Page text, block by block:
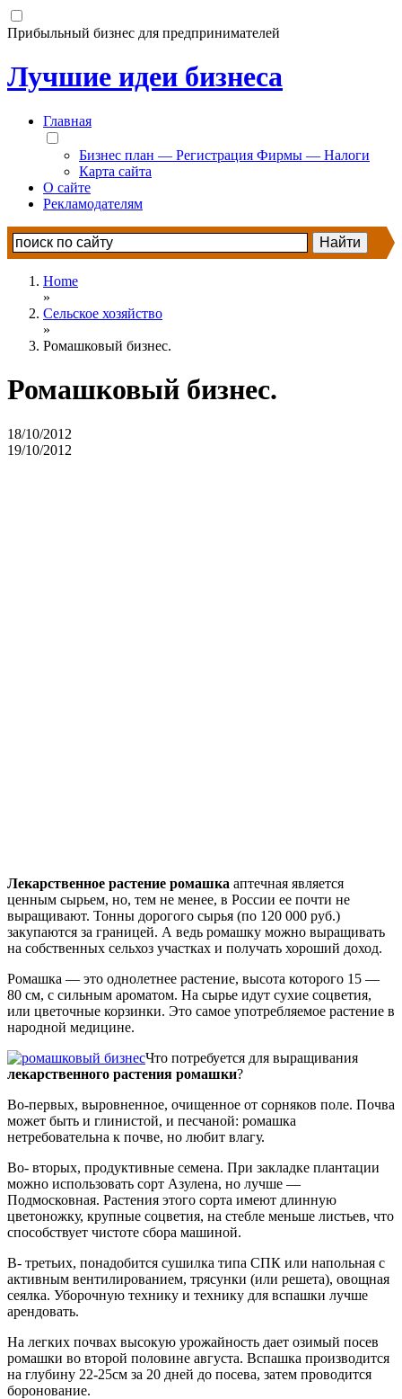
Прибыльный бизнес для предпринимателей
Лучшие идеи бизнеса
Главная
Бизнес план — Регистрация Фирмы — Налоги
Карта сайта
О сайте
Рекламодателям
Home
»
Сельское хозяйство
»
Ромашковый бизнес.
Ромашковый бизнес.
18/10/2012
19/10/2012
Лекарственное растение ромашка аптечная является
ценным сырьем, но, тем не менее, в России ее почти не
выращивают. Тонны дорогого сырья (по 120 000 руб.)
закупаются за границей. А ведь ромашку можно выращивать
на собственных сельхоз участках и получать хороший доход.
Ромашка — это однолетнее растение, высота которого 15 —
80 см, с сильным ароматом. На сырье идут сухие соцветия,
или цветочные корзинки. Это самое употребляемое растение в
народной медицине.
Что потребуется для выращивания
лекарственного растения ромашки?
Во-первых, выровненное, очищенное от сорняков поле. Почва
может быть и глинистой, и песчаной: ромашка
нетребовательна к почве, но любит влагу.
Во- вторых, продуктивные семена. При закладке плантации
можно использовать сорт Азулена, но лучше —
Подмосковная. Растения этого сорта имеют длинную
цветоножку, крупные соцветия, на стебле меньше листьев, что
способствует чистоте сбора машиной.
В- третьих, понадобится сушилка типа СПК или напольная с
активным вентилированием, трясунки (или решета), овощная
сеялка. Уборочную технику и технику для вспашки лучше
арендовать.
На легких почвах высокую урожайность дает озимый посев
ромашки во второй половине августа. Вспашка производится
на глубину 22-25см за 20 дней до посева, затем проводится
боронование.